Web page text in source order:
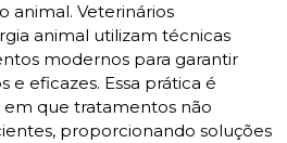
animal. Veterinários
animal utilizam técnicas
modernos para garantir
eficazes. Essa prática é
em que tratamentos não
proporcionando soluções